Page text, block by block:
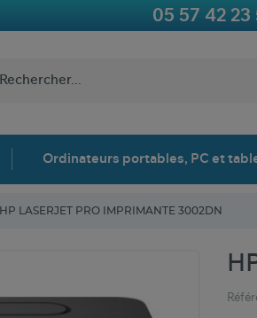
05 57 42 23
Ordinateurs portables, PC et
HP LASERJET PRO IMPRIMANTE 3002DN